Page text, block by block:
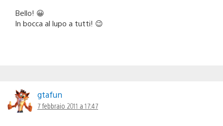
Bello! 😀
In bocca al lupo a tutti! 😉
gtafun
7 febbraio 2011 a 17:47